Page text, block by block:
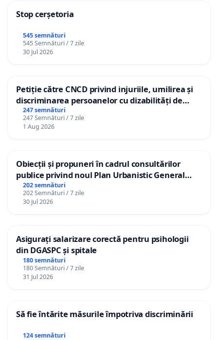
Stop cerșetoria
545 semnături
545 Semnături / 7 zile
30 Jul 2026
Petiție către CNCD privind injuriile, umilirea și
discriminarea persoanelor cu dizabilități de
către utilizatorul TikTok „Gorici”
247 semnături
247 Semnături / 7 zile
1 Aug 2026
Obiecții și propuneri în cadrul consultărilor
publice privind noul Plan Urbanistic General
(PUG) Ialoveni
202 semnături
202 Semnături / 7 zile
30 Jul 2026
Asigurați salarizare corectă pentru psihologii
din DGASPC și spitale
180 semnături
180 Semnături / 7 zile
31 Jul 2026
Să fie întărite măsurile împotriva discriminării
124 semnături